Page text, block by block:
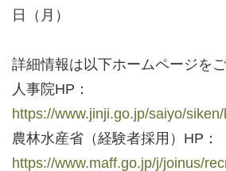
日（月）
詳細情報は以下ホームページをご
人事院HP：
https://www.jinji.go.jp/saiyo/
農林水産省（経験者採用）HP：
https://www.maff.go.jp/j/joinus/